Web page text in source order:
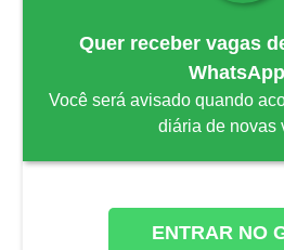
Quer receber vagas
Você será avisado quando
diária de novas
ENTRAR NO